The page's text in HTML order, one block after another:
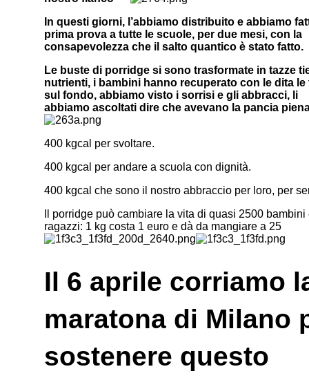
In questi giorni, l’abbiamo distribuito e abbiamo
prima prova a tutte le scuole, per due mesi, con la
consapevolezza che il salto quantico è stato fatto.
Le buste di porridge si sono trasformate in tazze
nutrienti, i bambini hanno recuperato con le dita le
sul fondo, abbiamo visto i sorrisi e gli abbracci, li
abbiamo ascoltati dire che avevano la pancia
400 kgcal per svoltare.
400 kgcal per andare a scuola con dignità.
400 kgcal che sono il nostro abbraccio per loro, per
Il porridge può cambiare la vita di quasi 2500 bambini
ragazzi: 1 kg costa 1 euro e dà da mangiare a 25
Il 6 aprile corriamo
maratona di Milano
sostenere questo